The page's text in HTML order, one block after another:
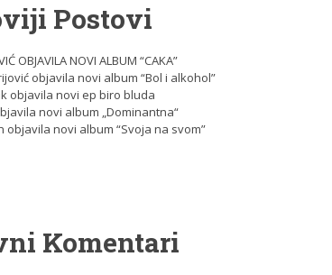
Postovi
OBJAVILA NOVI ALBUM “CAKA”
objavila novi album “Bol i alkohol”
objavila novi ep biro bluda
novi album „Dominantna“
objavila novi album “Svoja na svom”
Komentari